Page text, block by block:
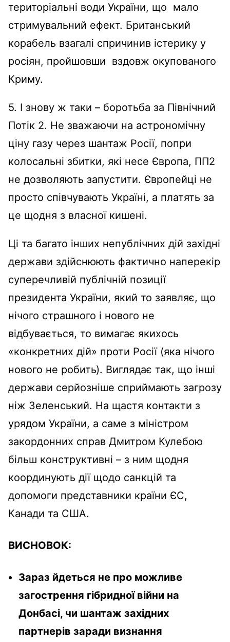
територіальні води України, що мало
стримувальний ефект. Британський
корабель взагалі спричинив істерику у
росіян, пройшовши вздовж окупованого
Криму.
5. І знову ж таки – боротьба за Північний
Потік 2. Не зважаючи на астрономічну
ціну газу через шантаж Росії, попри
колосальні збитки, які несе Європа, ПП2
не дозволяють запустити. Європейці не
просто співчувають Україні, а платять за
це щодня з власної кишені.
Ці та багато інших непублічних дій західні
держави здійснюють фактично наперекір
суперечливій публічній позиції
президента України, який то заявляє, що
нічого страшного і нового не
відбувається, то вимагає якихось
«конкретних дій» проти Росії (яка нічого
нового не робить). Виглядає так, що інші
держави серйозніше сприймають загрозу
ніж Зеленський. На щастя контакти з
урядом України, а саме з міністром
закордонних справ Дмитром Кулебою
більш конструктивні – з ним щодня
координують дії щодо санкцій та
допомоги представники країни ЄС,
Канади та США.
ВИСНОВОК:
Зараз йдеться не про можливе
загострення гібридної війни на
Донбасі, чи шантаж західних
партнерів заради визнання